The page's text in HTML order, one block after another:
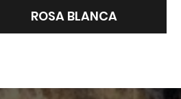
ROSA BLANCA